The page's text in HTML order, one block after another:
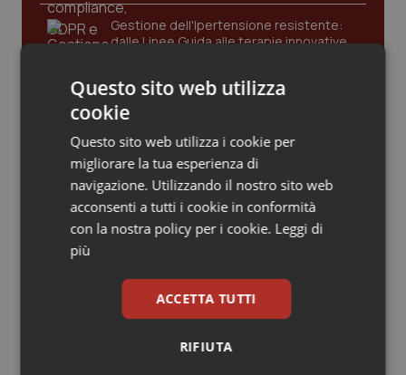
Marche
Piemonte
Provincia Autonoma di Bolzano
Provincia Autonoma di Trento
Puglia
Donna & Salute
HIV
Infezioni & Febbre
Ipertensione & Scompenso
Malattie rare
Malattia di Crohn & Rettocolite Ulcerosa
Neuroscienze & patologie neurodegenerative
Gestione dell'Ipertensione resistente:
dalle Linee Guida alle terapie innovative
Leadership Infermieristica 2026: nuovi
Leadership Medica 2026: guidare team
clinici ad alte prestazioni
AI e telemedicina nello studio
odontoiatrico: applicazioni concrete e
uso protetto
Questo sito web utilizza
cookie
Questo sito web utilizza i cookie per
migliorare la tua esperienza di
navigazione. Utilizzando il nostro sito web
acconsenti a tutti i cookie in conformità
con la nostra policy per i cookie. Leggi di
più
ACCETTA TUTTI
RIFIUTA